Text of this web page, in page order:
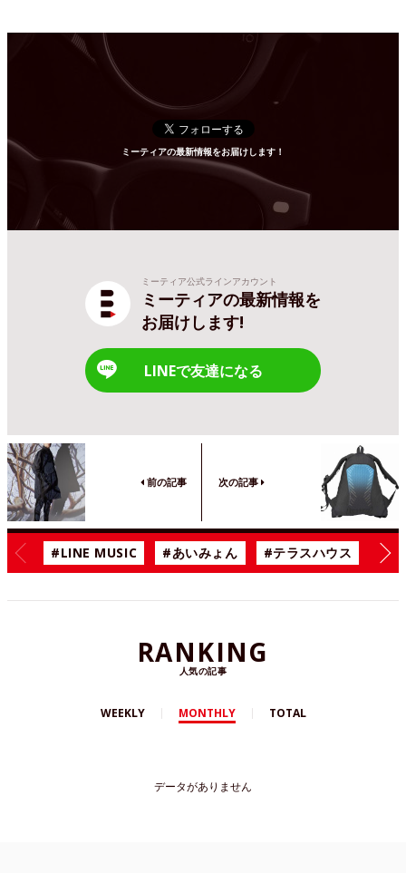
ミーティアの最新情報をお届けします！
ミーティア公式ラインアカウント
ミーティアの最新情報を
お届けします!
LINEで友達になる
前の記事 次の記事
#LINE MUSIC #あいみょん #テラスハウス #
RANKING
人気の記事
WEEKLY MONTHLY TOTAL
データがありません